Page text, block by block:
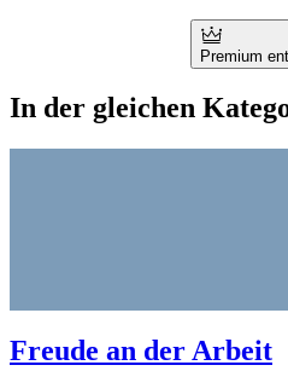
Premium
In der gleichen
Freude an der Arbeit